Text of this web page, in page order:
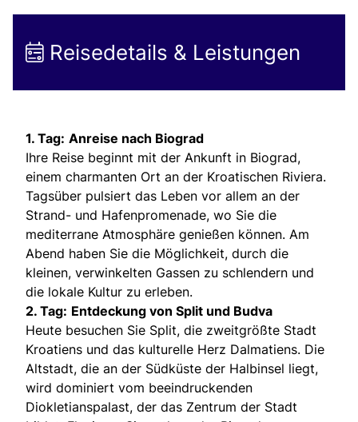
Reisedetails & Leistungen
1. Tag: Anreise nach Biograd
Ihre Reise beginnt mit der Ankunft in Biograd,
einem charmanten Ort an der Kroatischen Riviera.
Tagsüber pulsiert das Leben vor allem an der
Strand- und Hafenpromenade, wo Sie die
mediterrane Atmosphäre genießen können. Am
Abend haben Sie die Möglichkeit, durch die
kleinen, verwinkelten Gassen zu schlendern und
die lokale Kultur zu erleben.
2. Tag: Entdeckung von Split und Budva
Heute besuchen Sie Split, die zweitgrößte Stadt
Kroatiens und das kulturelle Herz Dalmatiens. Die
Altstadt, die an der Südküste der Halbinsel liegt,
wird dominiert vom beeindruckenden
Diokletianspalast, der das Zentrum der Stadt